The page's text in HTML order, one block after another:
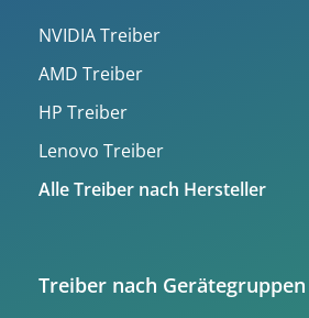
NVIDIA Treiber
AMD Treiber
HP Treiber
Lenovo Treiber
Alle Treiber nach Hersteller
Treiber nach Gerätegruppen